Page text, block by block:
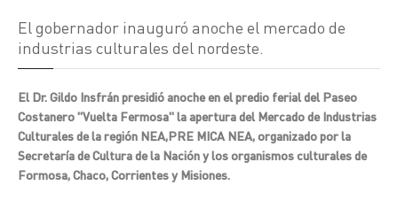
El gobernador inauguró anoche el mercado de
industrias culturales del nordeste.
El Dr. Gildo Insfrán presidió anoche en el predio ferial del Paseo
Costanero "Vuelta Fermosa" la apertura del Mercado de Industrias
Culturales de la región NEA,PRE MICA NEA, organizado por la
Secretaría de Cultura de la Nación y los organismos culturales de
Formosa, Chaco, Corrientes y Misiones.